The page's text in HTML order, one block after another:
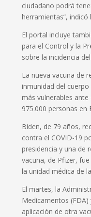
ciudadano podrá
herramientas”, indicó
El portal incluye
para el Control y la
sobre la incidencia
La nueva vacuna de
inmunidad del
más vulnerables
975.000 personas en
Biden, de 79 años,
contra el COVID-19
presidencia y una de
vacuna, de Pfizer,
la unidad médica de
El martes, la
Medicamentos
aplicación de otra